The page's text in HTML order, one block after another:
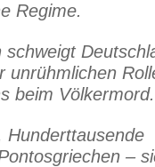
Regime.
unrühmlichen
beim Völkermord.
Hunderttausende
–